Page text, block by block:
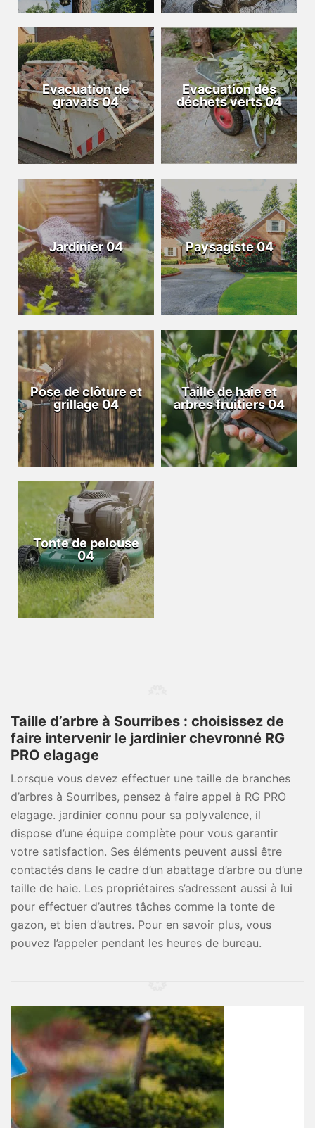
Evacuation de
gravats 04
Evacuation des
déchets verts 04
Jardinier 04 Paysagiste 04
Pose de clôture et
grillage 04
Taille de haie et
arbres fruitiers 04
Tonte de pelouse
04
Taille d’arbre à Sourribes : choisissez de
faire intervenir le jardinier chevronné RG
PRO elagage
Lorsque vous devez effectuer une taille de branches
d’arbres à Sourribes, pensez à faire appel à RG PRO
elagage. jardinier connu pour sa polyvalence, il
dispose d’une équipe complète pour vous garantir
votre satisfaction. Ses éléments peuvent aussi être
contactés dans le cadre d’un abattage d’arbre ou d’une
taille de haie. Les propriétaires s’adressent aussi à lui
pour effectuer d’autres tâches comme la tonte de
gazon, et bien d’autres. Pour en savoir plus, vous
pouvez l’appeler pendant les heures de bureau.